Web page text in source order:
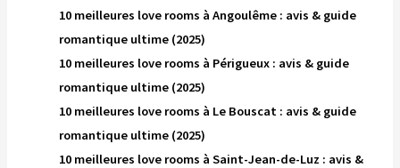
10 meilleures love rooms à Angoulême : avis & guide
romantique ultime (2025)
10 meilleures love rooms à Périgueux : avis & guide
romantique ultime (2025)
10 meilleures love rooms à Le Bouscat : avis & guide
romantique ultime (2025)
10 meilleures love rooms à Saint-Jean-de-Luz : avis &